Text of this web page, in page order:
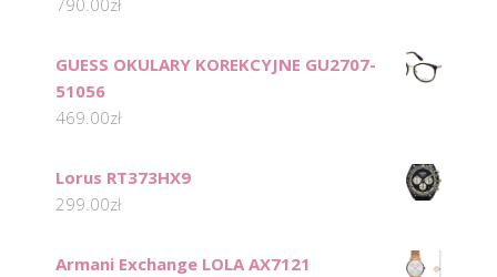
790.00zł
GUESS OKULARY KOREKCYJNE GU2707-
51056
469.00zł
Lorus RT373HX9
299.00zł
Armani Exchange LOLA AX7121